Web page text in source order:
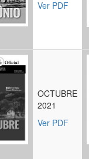
Ver PDF
OCTUBRE
2021
Ver PDF